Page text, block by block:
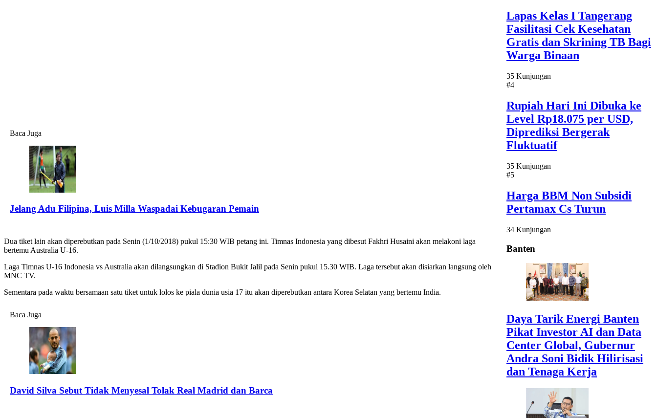
Baca Juga
Jelang Adu Filipina, Luis Milla Waspadai Kebugaran Pemain
Dua tiket lain akan diperebutkan pada Senin (1/10/2018) pukul 15:30 WIB petang ini. Timnas Indonesia yang dibesut Fakhri Husaini akan melakoni laga
bertemu Australia U-16.
Laga Timnas U-16 Indonesia vs Australia akan dilangsungkan di Stadion Bukit Jalil pada Senin pukul 15.30 WIB. Laga tersebut akan disiarkan langsung oleh
MNC TV.
Sementara pada waktu bersamaan satu tiket untuk lolos ke piala dunia usia 17 itu akan diperebutkan antara Korea Selatan yang bertemu India.
Baca Juga
David Silva Sebut Tidak Menyesal Tolak Real Madrid dan Barca
Lapas Kelas I Tangerang
Fasilitasi Cek Kesehatan
Gratis dan Skrining TB Bagi
Warga Binaan
35 Kunjungan
#4
Rupiah Hari Ini Dibuka ke
Level Rp18.075 per USD,
Diprediksi Bergerak
Fluktuatif
35 Kunjungan
#5
Harga BBM Non Subsidi
Pertamax Cs Turun
34 Kunjungan
Banten
Daya Tarik Energi Banten
Pikat Investor AI dan Data
Center Global, Gubernur
Andra Soni Bidik Hilirisasi
dan Tenaga Kerja